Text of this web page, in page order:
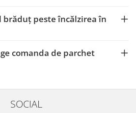
brăduț peste încălzirea în
comanda de parchet
SOCIAL